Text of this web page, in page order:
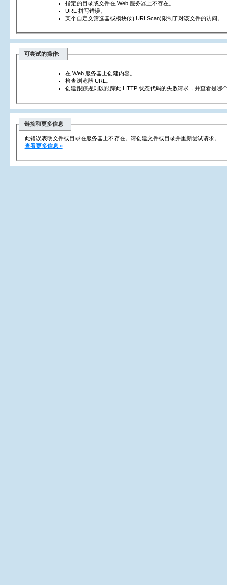
指定的目录或文件在 Web 服务器上不存在。
URL 拼写错误。
某个自定义筛选器或模块(如 URLScan)限制了对该文件的访问。
可尝试的操作:
在 Web 服务器上创建内容。
检查浏览器 URL。
创建跟踪规则以跟踪此 HTTP 状态代码的失败请求，并查看是哪
链接和更多信息
此错误表明文件或目录在服务器上不存在。请创建文件或目录并重新尝试请求。
查看更多信息 »